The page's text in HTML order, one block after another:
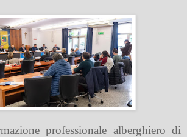
professionale alberghiero di